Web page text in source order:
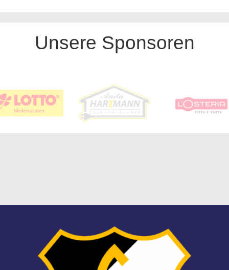
Unsere Sponsoren